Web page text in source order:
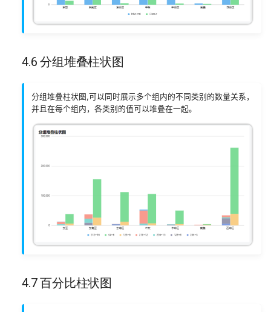
4.6 分组堆叠柱状图
分组堆叠柱状图,可以同时展示多个组内的不同类别的数量关系，
并且在每个组内，各类别的值可以堆叠在一起。
4.7 百分比柱状图